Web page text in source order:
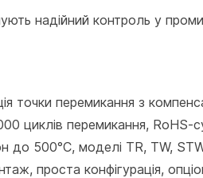
надійний контроль у
точки перемикання з
циклів перемикання, RoHS-
до 500°C, моделі TR, TW,
проста конфігурація,